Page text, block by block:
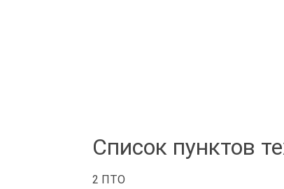
Список пунктов
2 ПТО